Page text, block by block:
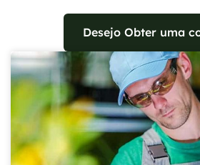
Desejo Obter uma